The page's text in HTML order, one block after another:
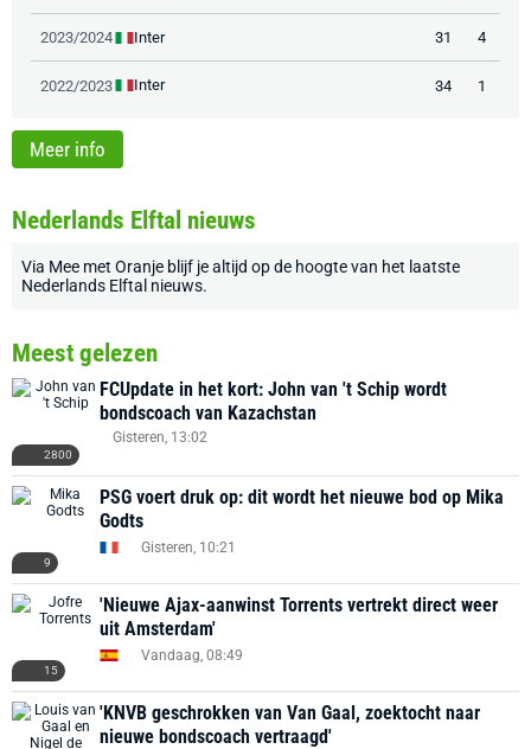
2023/2024 Inter 31 4
2022/2023 Inter 34 1
Meer info
Nederlands Elftal nieuws
Via Mee met Oranje blijf je altijd op de hoogte van het laatste
Nederlands Elftal nieuws.
Meest gelezen
2800
FCUpdate in het kort: John van 't Schip wordt
bondscoach van Kazachstan
Gisteren, 13:02
9
PSG voert druk op: dit wordt het nieuwe bod op Mika
Godts
Gisteren, 10:21
15
'Nieuwe Ajax-aanwinst Torrents vertrekt direct weer
uit Amsterdam'
Vandaag, 08:49
'KNVB geschrokken van Van Gaal, zoektocht naar
nieuwe bondscoach vertraagd'